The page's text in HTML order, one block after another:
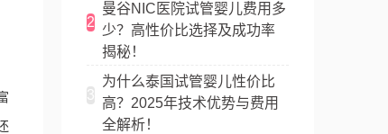
2
曼谷NIC医院试管婴儿费用多
少？高性价比选择及成功率
揭秘！
3
为什么泰国试管婴儿性价比
高？2025年技术优势与费用
全解析！